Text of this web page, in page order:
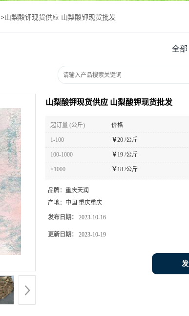
>山梨酸钾现货供应 山梨酸钾现货批发
全部
山梨酸钾现货供应 山梨酸钾现货批发
起订量 (公斤) 价格
1-100 ￥20 /公斤
100-1000 ￥ 19 /公斤
≥1000 ￥ 18 /公斤
品牌： 重庆天润
产地： 中国 重庆重庆
发布日期： 2023-10-16
更新日期： 2023-10-19